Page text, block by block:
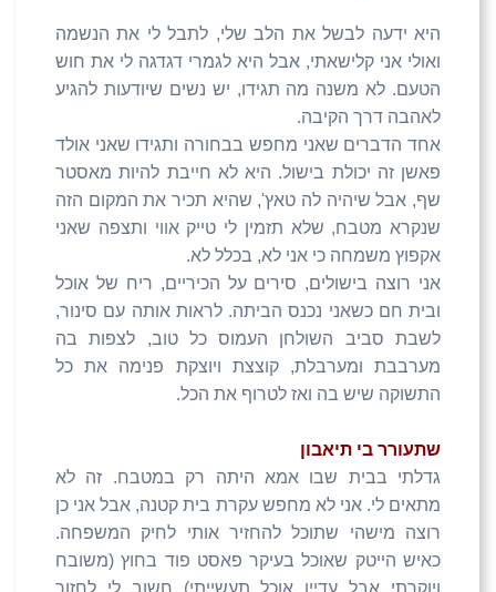
היא ידעה לבשל את הלב שלי, לתבל לי את הנשמה
ואולי אני קלישאתי, אבל היא לגמרי דגדגה לי את חוש
הטעם. לא משנה מה תגידו, יש נשים שיודעות להגיע
לאהבה דרך הקיבה.
אחד הדברים שאני מחפש בבחורה ותגידו שאני אולד
פאשן זה יכולת בישול. היא לא חייבת להיות מאסטר
שף, אבל שיהיה לה טאץ', שהיא תכיר את המקום הזה
שנקרא מטבח, שלא תזמין לי טייק אווי ותצפה שאני
אקפוץ משמחה כי אני לא, בכלל לא.
אני רוצה בישולים, סירים על הכיריים, ריח של אוכל
ובית חם כשאני נכנס הביתה. לראות אותה עם סינור,
לשבת סביב השולחן העמוס כל טוב, לצפות בה
מערבבת ומערבלת, קוצצת ויוצקת פנימה את כל
התשוקה שיש בה ואז לטרוף את הכל.
שתעורר בי תיאבון
גדלתי בבית שבו אמא היתה רק במטבח. זה לא
מתאים לי. אני לא מחפש עקרת בית קטנה, אבל אני כן
רוצה מישהי שתוכל להחזיר אותי לחיק המשפחה.
כאיש הייטק שאוכל בעיקר פאסט פוד בחוץ (משובח
ויוקרתי אבל עדיין אוכל תעשייתי) חשוב לי לחזור